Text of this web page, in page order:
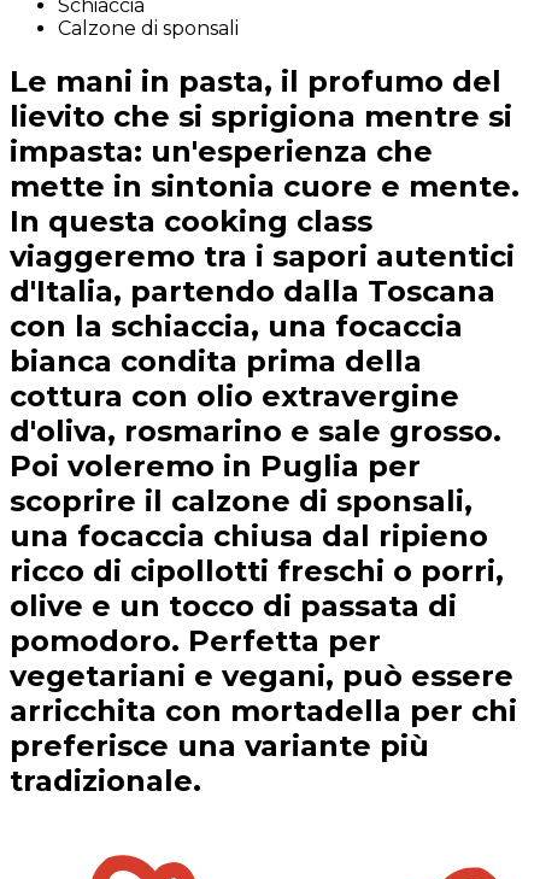
Schiaccia
Calzone di sponsali
Le mani in pasta, il profumo del
lievito che si sprigiona mentre si
impasta: un'esperienza che
mette in sintonia cuore e mente.
In questa cooking class
viaggeremo tra i sapori autentici
d'Italia, partendo dalla Toscana
con la schiaccia, una focaccia
bianca condita prima della
cottura con olio extravergine
d'oliva, rosmarino e sale grosso.
Poi voleremo in Puglia per
scoprire il calzone di sponsali,
una focaccia chiusa dal ripieno
ricco di cipollotti freschi o porri,
olive e un tocco di passata di
pomodoro. Perfetta per
vegetariani e vegani, può essere
arricchita con mortadella per chi
preferisce una variante più
tradizionale.